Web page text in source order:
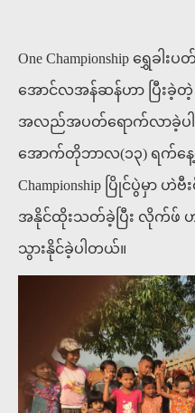
One Championship ရွှေခ
အောင်လအန်ဆန်ဟာ ပြီးခဲ့
အလည်အပတ်ရောက်လာခဲ့ပါ
အောက်တိုဘာလ(၁၃) ရက်န
Championship ပြိုင်ပွဲမှာ
အနိုင်ထိုးသတ်ခဲ့ပြီး လိုက်ဖ်
သွားနိုင်ခဲ့ပါတယ်။